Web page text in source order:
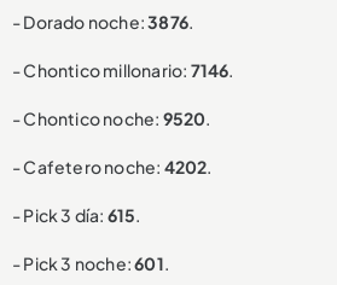
- Dorado noche:3876.
- Chontico millonario: 7146.
- Chontico noche: 9520.
- Cafetero noche: 4202.
- Pick 3 día: 615.
- Pick 3 noche:601.